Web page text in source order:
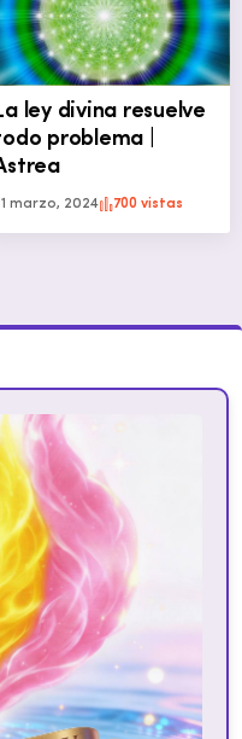
ley divina resuelve
problema |
marzo, 2024 700 vistas